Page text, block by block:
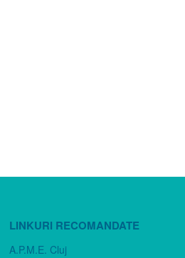
LINKURI RECOMANDATE
A.P.M.E. Cluj